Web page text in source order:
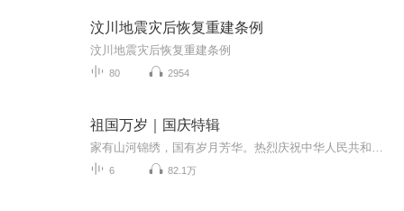
汶川地震灾后恢复重建条例
汶川地震灾后恢复重建条例
80 2954
祖国万岁｜国庆特辑
6 82.1万